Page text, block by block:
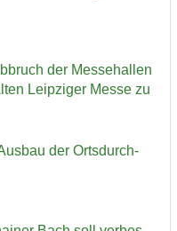
der Mes­se­hal­len
Leip­zi­ger Messe zu
der Orts­durch­